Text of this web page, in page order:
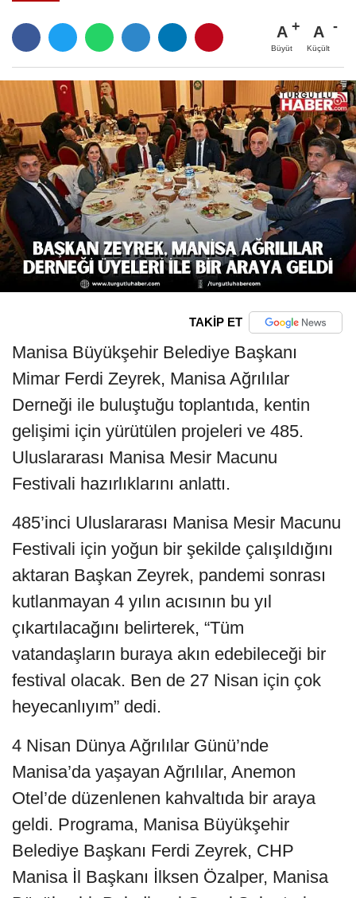
A
Büyüt
A
Küçült
TAKİP ET
Manisa Büyükşehir Belediye Başkanı
Mimar Ferdi Zeyrek, Manisa Ağrılılar
Derneği ile buluştuğu toplantıda, kentin
gelişimi için yürütülen projeleri ve 485.
Uluslararası Manisa Mesir Macunu
Festivali hazırlıklarını anlattı.
485’inci Uluslararası Manisa Mesir Macunu
Festivali için yoğun bir şekilde çalışıldığını
aktaran Başkan Zeyrek, pandemi sonrası
kutlanmayan 4 yılın acısının bu yıl
çıkartılacağını belirterek, “Tüm
vatandaşların buraya akın edebileceği bir
festival olacak. Ben de 27 Nisan için çok
heyecanlıyım” dedi.
4 Nisan Dünya Ağrılılar Günü’nde
Manisa’da yaşayan Ağrılılar, Anemon
Otel’de düzenlenen kahvaltıda bir araya
geldi. Programa, Manisa Büyükşehir
Belediye Başkanı Ferdi Zeyrek, CHP
Manisa İl Başkanı İlksen Özalper, Manisa